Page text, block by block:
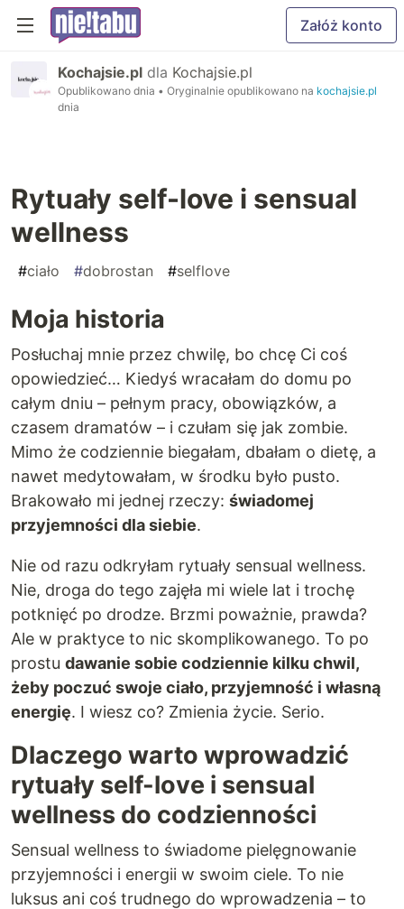
Załóż konto
Kochajsie.pl dla Kochajsie.pl
Opublikowano dnia • Oryginalnie opublikowano na kochajsie.pl
dnia
Rytuały self-love i sensual
wellness
#ciało #dobrostan #selflove
Moja historia
Posłuchaj mnie przez chwilę, bo chcę Ci coś
opowiedzieć… Kiedyś wracałam do domu po
całym dniu – pełnym pracy, obowiązków, a
czasem dramatów – i czułam się jak zombie.
Mimo że codziennie biegałam, dbałam o dietę, a
nawet medytowałam, w środku było pusto.
Brakowało mi jednej rzeczy: świadomej
przyjemności dla siebie.
Nie od razu odkryłam rytuały sensual wellness.
Nie, droga do tego zajęła mi wiele lat i trochę
potknięć po drodze. Brzmi poważnie, prawda?
Ale w praktyce to nic skomplikowanego. To po
prostu dawanie sobie codziennie kilku chwil,
żeby poczuć swoje ciało, przyjemność i własną
energię. I wiesz co? Zmienia życie. Serio.
Dlaczego warto wprowadzić
rytuały self-love i sensual
wellness do codzienności
Sensual wellness to świadome pielęgnowanie
przyjemności i energii w swoim ciele. To nie
luksus ani coś trudnego do wprowadzenia – to